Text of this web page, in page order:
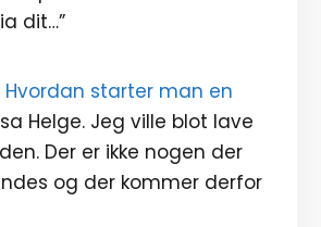
dit…”
Hvordan starter man en
Helge. Jeg ville blot lave
Der er ikke nogen der
og der kommer derfor